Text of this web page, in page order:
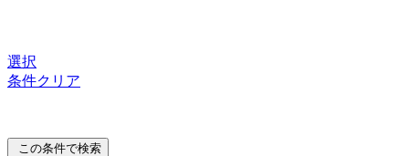
選択
条件クリア
この条件で検索